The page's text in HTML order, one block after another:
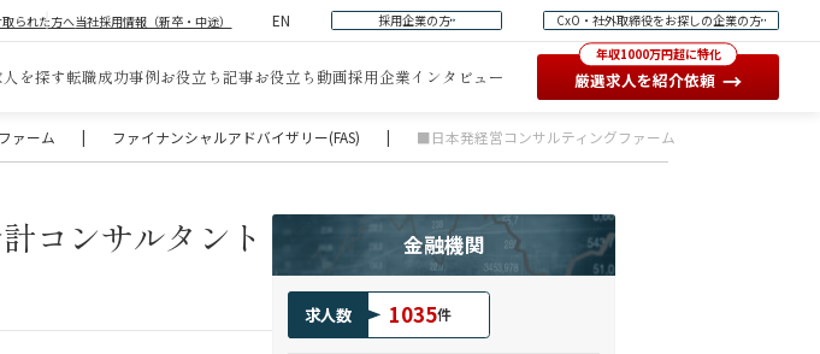
られた方へ当社採用情報（新卒・中途） EN 採用企業の方 CxO・社外取締役をお探しの企業の方
人を探す転職成功事例お役立ち記事お役立ち動画採用企業インタビュー
年収1000万円超に特化
厳選求人を紹介依頼 →
ァーム | ファイナンシャルアドバイザリー(FAS) | ■日本発経営コンサルティングファーム 会計コンサルタン
コンサルタント
金融機関
求人数 1035件